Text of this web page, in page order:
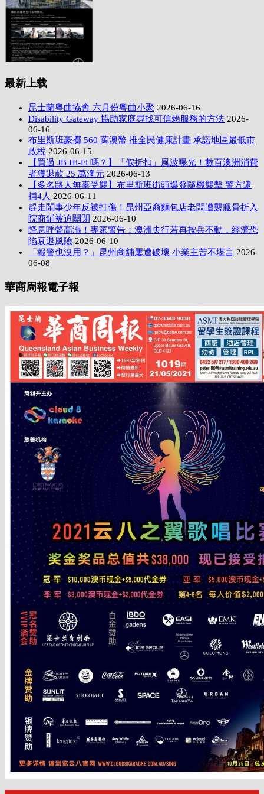
最新上载
昆士蘭粵曲協會 六月份粵曲小聚 2026-06-16
Disability Gateway 協助家庭尋找可信賴服務的方法 2026-
06-16
布里斯班豪擲 560 萬澳幣 推全民健康計畫 承諾地區最低市
政稅 2026-06-15
【買過 JB Hi-Fi 嗎？】「假折扣」風波曝光！數百澳洲消費
者獲退款 25 萬澳元 2026-06-13
【多名路人無辜受襲】布里斯班街頭爆發隨機襲擊 警方逮
捕4人 2026-06-11
趕走鬧事少年反被打傷！昆州亞裔麵包店老闆遭襲腿骨折入
院商鋪被迫關閉 2026-06-10
降息呼聲高漲！專家警告：澳洲央行若再按兵不動，經濟恐
陷衰退風險 2026-06-10
「報警也沒用？」昆州商舖屢遭破壞 小業主苦不堪言 2026-
06-08
華商周報電子報